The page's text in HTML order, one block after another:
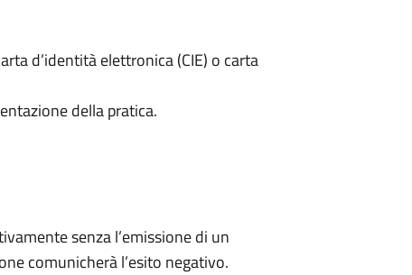
d’identità elettronica (CIE) o carta
della pratica.
senza l’emissione di un
comunicherà l’esito negativo.